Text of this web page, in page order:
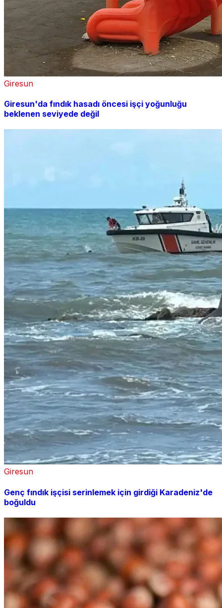
Giresun
Giresun'da fındık hasadı öncesi işçi yoğunluğu
beklenen seviyede değil
Giresun
Genç fındık işçisi serinlemek için girdiği Karadeniz'de
boğuldu